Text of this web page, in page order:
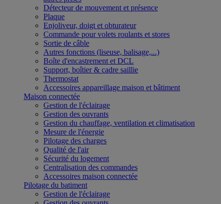
Détecteur de mouvement et présence
Plaque
Enjoliveur, doigt et obturateur
Commande pour volets roulants et stores
Sortie de câble
Autres fonctions (liseuse, balisage,...)
Boîte d'encastrement et DCL
Support, boîtier & cadre saillie
Thermostat
Accessoires appareillage maison et bâtiment
Maison connectée
Gestion de l'éclairage
Gestion des ouvrants
Gestion du chauffage, ventilation et climatisation
Mesure de l'énergie
Pilotage des charges
Qualité de l'air
Sécurité du logement
Centralisation des commandes
Accessoires maison connectée
Pilotage du batiment
Gestion de l'éclairage